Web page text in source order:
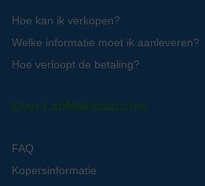
Hoe kan ik verkopen?
Welke informatie moet ik aanleveren?
Hoe verloopt de betaling?
Over LabMakelaar.com
FAQ
Kopersinformatie